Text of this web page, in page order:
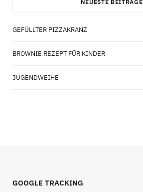
NEUESTE BEITRÄGE
GEFÜLLTER PIZZAKRANZ
BROWNIE REZEPT FÜR KINDER
JUGENDWEIHE
GOOGLE TRACKING